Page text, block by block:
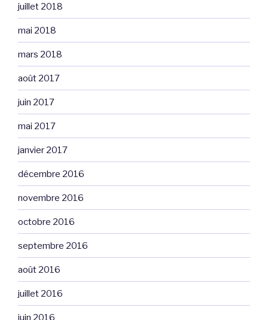
juillet 2018
mai 2018
mars 2018
août 2017
juin 2017
mai 2017
janvier 2017
décembre 2016
novembre 2016
octobre 2016
septembre 2016
août 2016
juillet 2016
juin 2016